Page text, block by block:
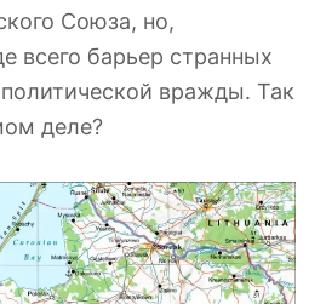
Союза, но,
всего барьер странных
вражды. Так
деле?